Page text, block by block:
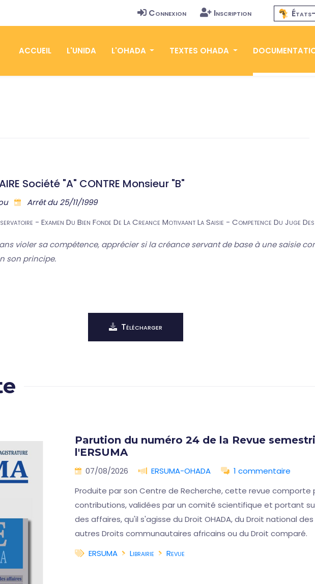
Connexion Inscription États-
ACCUEIL L'UNIDA L'OHADA TEXTES OHADA
Société "A" CONTRE Monsieur "B"
Arrêt du 25/11/1999
- Examen Du Bien Fonde De La Creance Motivaant La Saisie - Competence Du Juge
violer sa compétence, apprécier si la créance servant de base à une saisie
son principe.
Télécharger
Parution du numéro 24 de la Revue
l'ERSUMA
07/08/2026 ERSUMA-OHADA 1 commentaire
Produite par son Centre de Recherche, cette revue comporte
contributions, validées par un comité scientifique et portant
des affaires, qu'il s'agisse du Droit OHADA, du Droit national
autres Droits communautaires africains ou du Droit comparé.
ERSUMA
Librairie Revue